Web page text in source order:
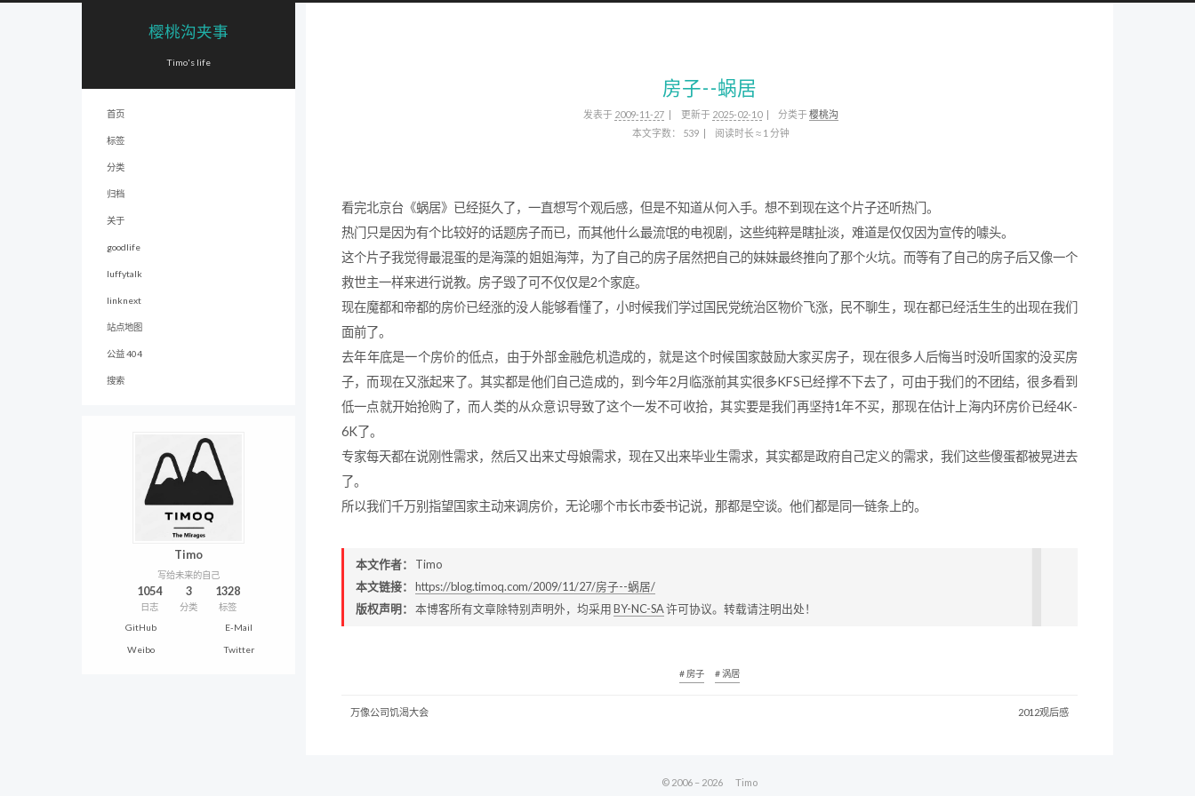
樱桃沟夹事
Timo's life
首页
标签
分类
归档
关于
goodlife
luffytalk
linknext
站点地图
公益 404
搜索
Timo
写给未来的自己
1054
日志
3
分类
1328
标签
GitHub
E-Mail
Weibo Twitter
房子--蜗居
发表于 2009-11-27 更新于 2025-02-10 分类于 樱桃沟
本文字数：
539 阅读时长 ≈ 1 分钟
看完北京台《蜗居》已经挺久了，一直想写个观后感，但是不知道从何入手。想不到现在这个片子还听热门。
热门只是因为有个比较好的话题房子而已，而其他什么最流氓的电视剧，这些纯粹是瞎扯淡，难道是仅仅因为宣传的噱头。
这个片子我觉得最混蛋的是海藻的姐姐海萍，为了自己的房子居然把自己的妹妹最终推向了那个火坑。而等有了自己的房子后又像一个
救世主一样来进行说教。房子毁了可不仅仅是2个家庭。
现在魔都和帝都的房价已经涨的没人能够看懂了，小时候我们学过国民党统治区物价飞涨，民不聊生，现在都已经活生生的出现在我们
面前了。
去年年底是一个房价的低点，由于外部金融危机造成的，就是这个时候国家鼓励大家买房子，现在很多人后悔当时没听国家的没买房
子，而现在又涨起来了。其实都是他们自己造成的，到今年2月临涨前其实很多KFS已经撑不下去了，可由于我们的不团结，很多看到
低一点就开始抢购了，而人类的从众意识导致了这个一发不可收拾，其实要是我们再坚持1年不买，那现在估计上海内环房价已经4K-
6K了。
专家每天都在说刚性需求，然后又出来丈母娘需求，现在又出来毕业生需求，其实都是政府自己定义的需求，我们这些傻蛋都被晃进去
了。
所以我们千万别指望国家主动来调房价，无论哪个市长市委书记说，那都是空谈。他们都是同一链条上的。
本文作者： Timo
本文链接：
https://blog.timoq.com/2009/11/27/房子--蜗居/
版权声明： 本博客所有文章除特别声明外，均采用BY-NC-SA许可协议。转载请注明出处！
# 房子 # 涡居
万像公司饥渴大会 2012观后感
© 2006 – 2026 Timo